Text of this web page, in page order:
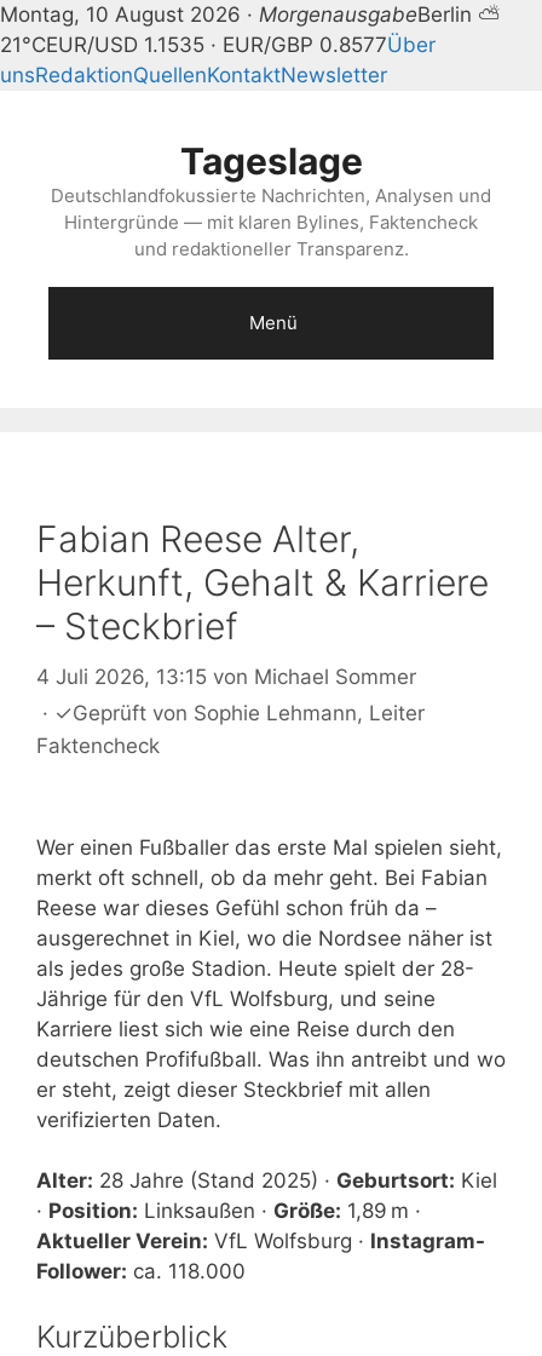
Montag, 10 August 2026 · MorgenausgabeBerlin ⛅
21°CEUR/USD 1.1535 · EUR/GBP 0.8577Über
unsRedaktionQuellenKontaktNewsletter
Tageslage
Deutschlandfokussierte Nachrichten, Analysen und
Hintergründe — mit klaren Bylines, Faktencheck
und redaktioneller Transparenz.
Menü
Fabian Reese Alter,
Herkunft, Gehalt & Karriere
– Steckbrief
4 Juli 2026, 13:15 von Michael Sommer
· ✓Geprüft von Sophie Lehmann, Leiter
Faktencheck
Wer einen Fußballer das erste Mal spielen sieht,
merkt oft schnell, ob da mehr geht. Bei Fabian
Reese war dieses Gefühl schon früh da –
ausgerechnet in Kiel, wo die Nordsee näher ist
als jedes große Stadion. Heute spielt der 28-
Jährige für den VfL Wolfsburg, und seine
Karriere liest sich wie eine Reise durch den
deutschen Profifußball. Was ihn antreibt und wo
er steht, zeigt dieser Steckbrief mit allen
verifizierten Daten.
Alter: 28 Jahre (Stand 2025) · Geburtsort: Kiel
· Position: Linksaußen · Größe: 1,89 m ·
Aktueller Verein: VfL Wolfsburg · Instagram-
Follower: ca. 118.000
Kurzüberblick